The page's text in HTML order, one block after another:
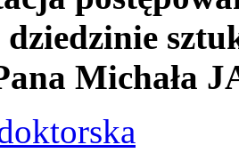
Michała